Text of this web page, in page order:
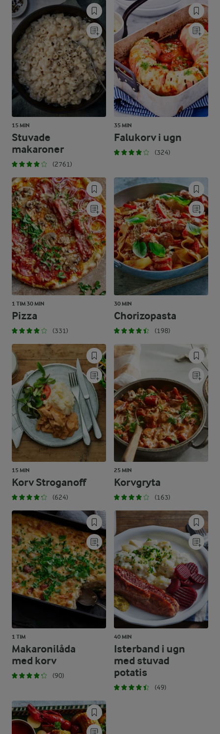
15 MIN
Stuvade
makaroner
(2761)
35 MIN
Falukorv i ugn
(324)
1 TIM 30 MIN
Pizza
(331)
30 MIN
Chorizopasta
(198)
15 MIN
Korv Stroganoff
(624)
25 MIN
Korvgryta
(163)
1 TIM
Makaronilåda
med korv
(90)
40 MIN
Isterband i ugn
med stuvad
potatis
(49)